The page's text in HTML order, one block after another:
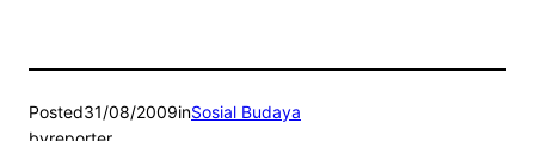
Posted31/08/2009inSosial Budaya